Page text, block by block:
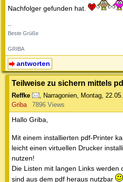
Nachfolger gefunden hat.
--
Beste Grüße
GRIBA
antworten
Teilweise zu sichern mittels
Reffke , Narragonien, Montag,
Griba
7896 Views
Hallo Griba,
Mit einem installierten pdf-Printer
leicht einen virtuellen Drucker
nutzen!
Die Listen mit langen Links werden
sind aus dem pdf heraus nutzbar